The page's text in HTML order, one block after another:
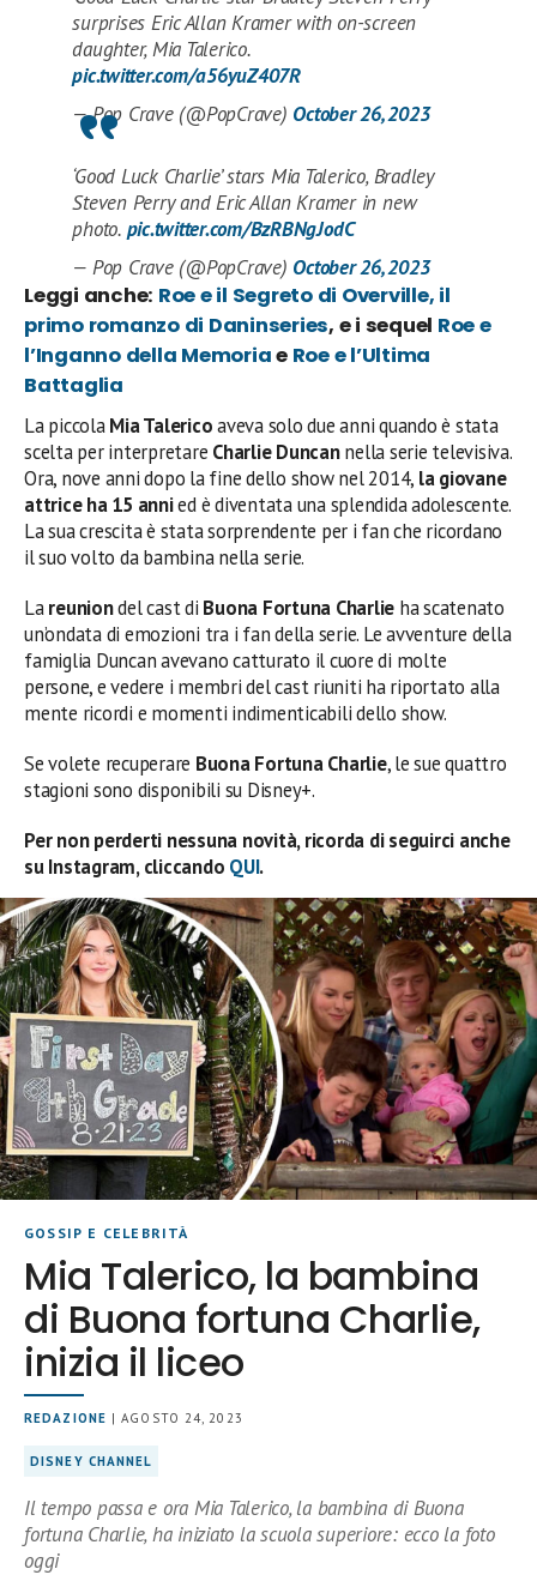
surprises Eric Allan Kramer with on-screen
daughter, Mia Talerico.
pic.twitter.com/a56yuZ407R
— Pop Crave (@PopCrave) October 26, 2023
‘Good Luck Charlie’ stars Mia Talerico, Bradley
Steven Perry and Eric Allan Kramer in new
photo. pic.twitter.com/BzRBNgJodC
— Pop Crave (@PopCrave) October 26, 2023
Leggi anche: Roe e il Segreto di Overville, il
primo romanzo di Daninseries, e i sequel Roe e
l’Inganno della Memoriae Roe e l’Ultima
Battaglia
La piccolaMia Talericoaveva solo due anni quando è stata
scelta per interpretare Charlie Duncannella serie televisiva.
Ora, nove anni dopo la fine dello show nel 2014, la giovane
attrice ha 15 annied è diventata una splendida adolescente.
La sua crescita è stata sorprendente per i fan che ricordano
il suo volto da bambina nella serie.
Lareuniondel cast di Buona Fortuna Charlie ha scatenato
un’ondata di emozioni tra i fan della serie. Le avventure della
famiglia Duncan avevano catturato il cuore di molte
persone, e vedere i membri del cast riuniti ha riportato alla
mente ricordi e momenti indimenticabili dello show.
Se volete recuperare Buona Fortuna Charlie, le sue quattro
stagioni sono disponibili su Disney+.
Per non perderti nessuna novità, ricorda di seguirci anche
su Instagram, cliccando QUI.
GOSSIP E CELEBRITÀ
Mia Talerico, la bambina
di Buona fortuna Charlie,
inizia il liceo
REDAZIONE | AGOSTO 24, 2023
DISNEY CHANNEL
Il tempo passa e ora Mia Talerico, la bambina di Buona
fortuna Charlie, ha iniziato la scuola superiore: ecco la foto
oggi